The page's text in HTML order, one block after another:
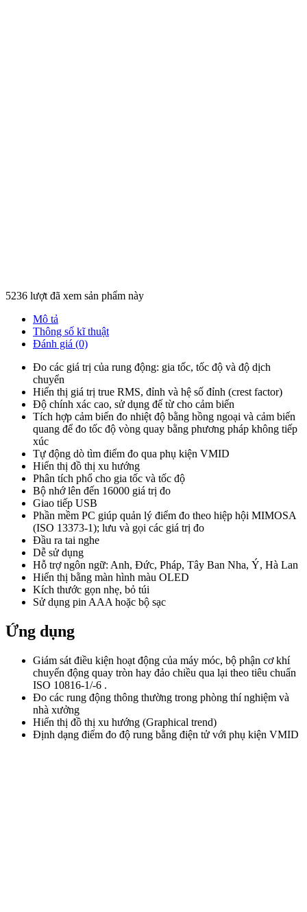
5236 lượt đã xem sản phẩm này
Mô tả
Thông số kĩ thuật
Đánh giá (0)
Đo các giá trị của rung động: gia tốc, tốc độ và độ dịch
chuyển
Hiển thị giá trị true RMS, đỉnh và hệ số đỉnh (crest factor)
Độ chính xác cao, sử dụng đế từ cho cảm biến
Tích hợp cảm biến đo nhiệt độ bằng hồng ngoại và cảm biến
quang để đo tốc độ vòng quay bằng phương pháp không tiếp
xúc
Tự động dò tìm điểm đo qua phụ kiện VMID
Hiển thị đồ thị xu hướng
Phân tích phổ cho gia tốc và tốc độ
Bộ nhớ lên đến 16000 giá trị đo
Giao tiếp USB
Phần mềm PC giúp quản lý điểm đo theo hiệp hội MIMOSA
(ISO 13373-1); lưu và gọi các giá trị đo
Đầu ra tai nghe
Dễ sử dụng
Hỗ trợ ngôn ngữ: Anh, Đức, Pháp, Tây Ban Nha, Ý, Hà Lan
Hiển thị bằng màn hình màu OLED
Kích thước gọn nhẹ, bỏ túi
Sử dụng pin AAA hoặc bộ sạc
Ứng dụng
Giám sát điều kiện hoạt động của máy móc, bộ phận cơ khí
chuyển động quay tròn hay đảo chiều qua lại theo tiêu chuẩn
ISO 10816-1/-6 .
Đo các rung động thông thường trong phòng thí nghiệm và
nhà xưởng
Hiển thị đồ thị xu hướng (Graphical trend)
Định dạng điểm đo độ rung bằng điện tử với phụ kiện VMID